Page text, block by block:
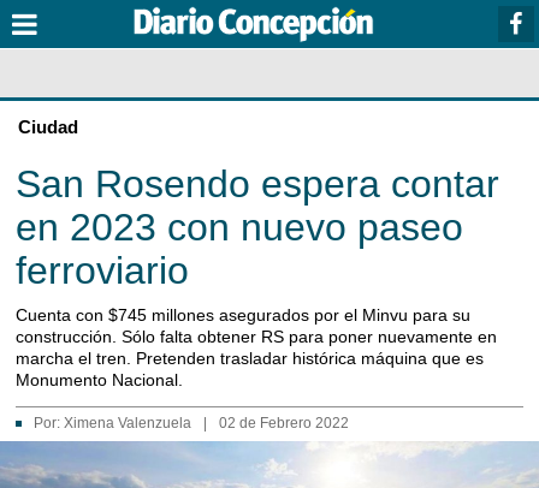
Ciudad
San Rosendo espera contar
en 2023 con nuevo paseo
ferroviario
Cuenta con $745 millones asegurados por el Minvu para su
construcción. Sólo falta obtener RS para poner nuevamente en
marcha el tren. Pretenden trasladar histórica máquina que es
Monumento Nacional.
Por: Ximena Valenzuela 02 de Febrero 2022